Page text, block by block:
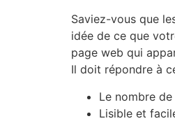
Saviez-vous que
idée de ce que
page web qui
Il doit répondre à
Le nombre
Lisible et